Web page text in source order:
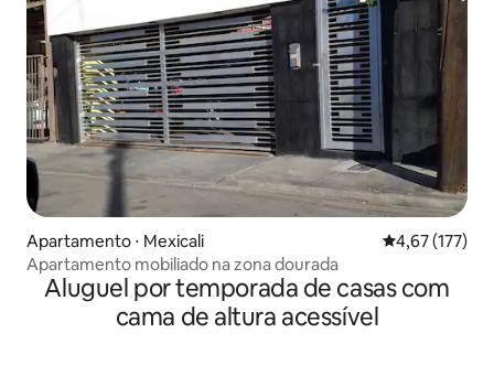
Apartamento ⋅ Mexicali 4,67 de uma
4,67 (177)
Apartamento mobiliado na zona dourada
Aluguel por temporada de casas com
cama de altura acessível